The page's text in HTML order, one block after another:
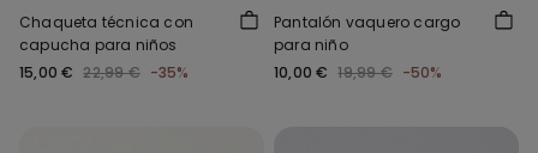
Chaqueta técnica con
capucha para niños
15,00 € 22,99 € -35%
Pantalón vaquero cargo
para niño
10,00 € 19,99 € -50%